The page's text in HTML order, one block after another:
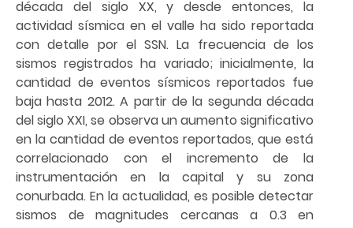
década del siglo XX, y desde entonces, la
actividad sísmica en el valle ha sido reportada
con detalle por el SSN. La frecuencia de los
sismos registrados ha variado; inicialmente, la
cantidad de eventos sísmicos reportados fue
baja hasta 2012. A partir de la segunda década
del siglo XXI, se observa un aumento significativo
en la cantidad de eventos reportados, que está
correlacionado con el incremento de la
instrumentación en la capital y su zona
conurbada. En la actualidad, es posible detectar
sismos de magnitudes cercanas a 0.3 en